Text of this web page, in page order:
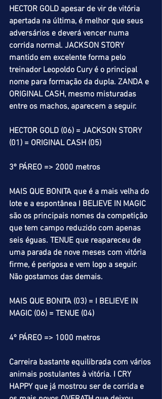
HECTOR GOLD apesar de vir de vitória
apertada na última, é melhor que seus
adversários e deverá vencer numa
corrida normal. JACKSON STORY
mantido em excelente forma pelo
treinador Leopoldo Cury é o principal
nome para formação da dupla. ZANDA e
ORIGINAL CASH, mesmo misturadas
entre os machos, aparecem a seguir.
HECTOR GOLD (06) = JACKSON STORY
(01) = ORIGINAL CASH (05)
3º PÁREO => 2000 metros
MAIS QUE BONITA que é a mais velha do
lote e a espontânea I BELIEVE IN MAGIC
são os principais nomes da competição
que tem campo reduzido com apenas
seis éguas. TENUE que reapareceu de
uma parada de nove meses com vitória
firme, é perigosa e vem logo a seguir.
Não gostamos das demais.
MAIS QUE BONITA (03) = I BELIEVE IN
MAGIC (06) = TENUE (04)
4º PÁREO => 1000 metros
Carreira bastante equilibrada com vários
animais postulantes à vitória. I CRY
HAPPY que já mostrou ser de corrida e